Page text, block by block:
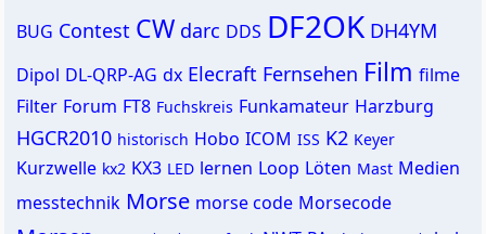
BUG Contest CW darc DDS DF2OK DH4YM
Dipol DL-QRP-AG dx Elecraft Fernsehen Film filme
Filter Forum FT8 Fuchskreis Funkamateur Harzburg
HGCR2010 historisch Hobo ICOM ISS K2 Keyer
Kurzwelle kx2 KX3 LED lernen Loop Löten Mast Medien
messtechnik Morse morse code Morsecode